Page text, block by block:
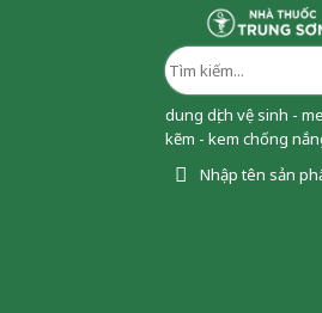
dung dịch vệ sinh -
kẽm - kem chống
Nhập tên sản